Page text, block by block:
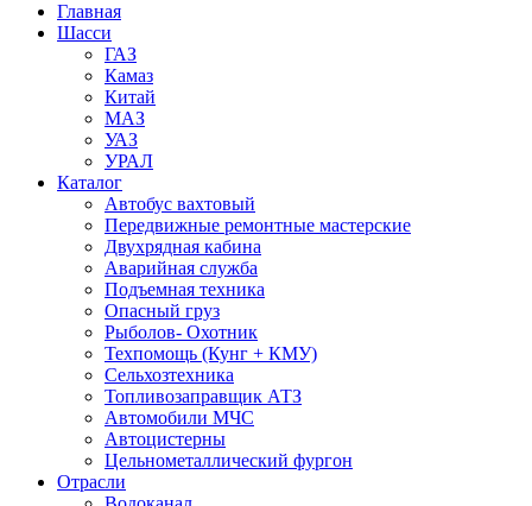
Главная
Шасси
ГАЗ
Камаз
Китай
МАЗ
УАЗ
УРАЛ
Каталог
Автобус вахтовый
Передвижные ремонтные мастерские
Двухрядная кабина
Аварийная служба
Подъемная техника
Опасный груз
Рыболов- Охотник
Техпомощь (Кунг + КМУ)
Сельхозтехника
Топливозаправщик АТЗ
Автомобили МЧС
Автоцистерны
Цельнометаллический фургон
Отрасли